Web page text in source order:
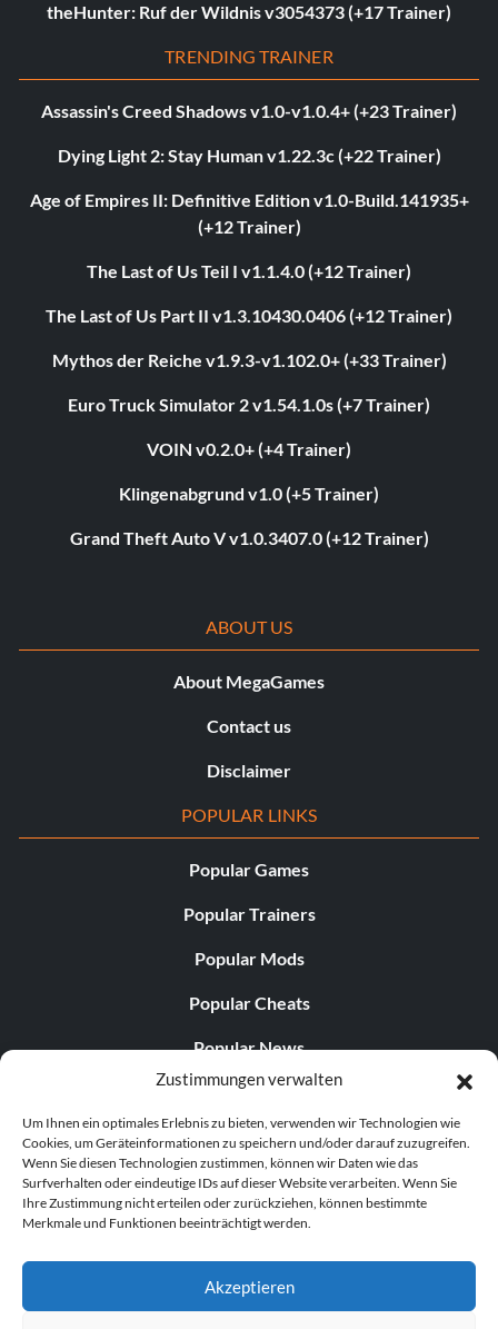
Zustimmungen verwalten
Um Ihnen ein optimales Erlebnis zu bieten, verwenden wir Technologien wie
Cookies, um Geräteinformationen zu speichern und/oder darauf zuzugreifen.
Wenn Sie diesen Technologien zustimmen, können wir Daten wie das
Surfverhalten oder eindeutige IDs auf dieser Website verarbeiten. Wenn Sie
Ihre Zustimmung nicht erteilen oder zurückziehen, können bestimmte
Merkmale und Funktionen beeinträchtigt werden.
Akzeptieren
theHunter: Ruf der Wildnis v3054373 (+17 Trainer)
TRENDING TRAINER
Assassin's Creed Shadows v1.0-v1.0.4+ (+23 Trainer)
Dying Light 2: Stay Human v1.22.3c (+22 Trainer)
Age of Empires II: Definitive Edition v1.0-Build.141935+
(+12 Trainer)
The Last of Us Teil I v1.1.4.0 (+12 Trainer)
The Last of Us Part II v1.3.10430.0406 (+12 Trainer)
Mythos der Reiche v1.9.3-v1.102.0+ (+33 Trainer)
Euro Truck Simulator 2 v1.54.1.0s (+7 Trainer)
VOIN v0.2.0+ (+4 Trainer)
Klingenabgrund v1.0 (+5 Trainer)
Grand Theft Auto V v1.0.3407.0 (+12 Trainer)
ABOUT US
About MegaGames
Contact us
Disclaimer
POPULAR LINKS
Popular Games
Popular Trainers
Popular Mods
Popular Cheats
Popular News
Popular Editorials
Popular Free Games
LATEST UPDATES